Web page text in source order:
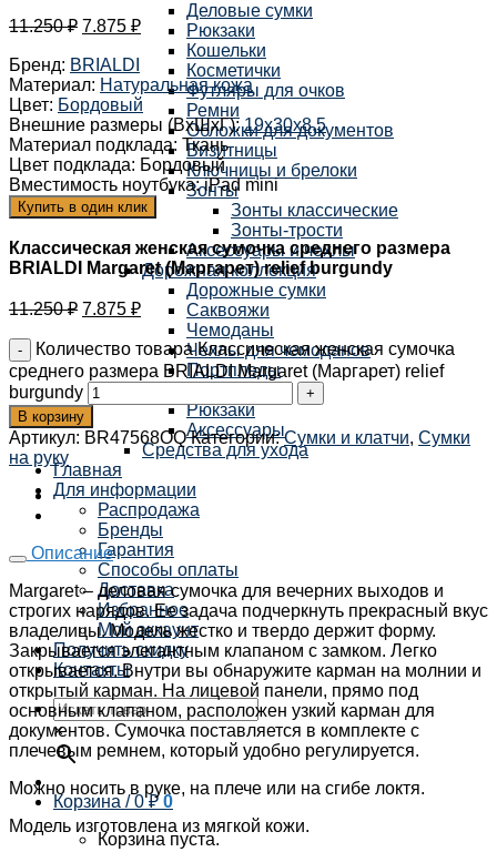
Деловые сумки
Рюкзаки
Кошельки
Косметички
Футляры для очков
Ремни
Обложки для документов
Визитницы
Ключницы и брелоки
Зонты
Зонты классические
Зонты-трости
Аксессуары и чехлы
Дорожная коллекция
Дорожные сумки
Саквояжи
Чемоданы
Чехлы для чемоданов
Портпледы
Рюкзаки
Аксессуары
Средства для ухода
Главная
Для информации
Распродажа
Бренды
Гарантия
Способы оплаты
Доставка
Избранное
Мой аккаунт
Получить скидку
Контакты
×
Корзина /0₽ 0
Корзина пуста.
11.250₽ 7.875 ₽
Бренд: BRIALDI
Материал: Натуральная кожа
Цвет: Бордовый
Внешние размеры (ВхШхГ):19х30х8,5
Материал подклада: Ткань
Цвет подклада: Бордовый
Вместимость ноутбука:iPad mini
Купить в один клик
Классическая женская сумочка среднего размера
BRIALDI Margaret (Маргарет) relief burgundy
11.250₽ 7.875 ₽
Количество товара Классическая женская сумочка
среднего размера BRIALDI Margaret (Маргарет) relief
burgundy
В корзину
Артикул: BR47568OQ Категории:Сумки и клатчи, Сумки
на руку
Описание
Margaret – деловая сумочка для вечерних выходов и
строгих нарядов. Ее задача подчеркнуть прекрасный вкус
владелицы. Модель жестко и твердо держит форму.
Закрывается элегантным клапаном с замком. Легко
открывается. Внутри вы обнаружите карман на молнии и
открытый карман. На лицевой панели, прямо под
основным клапаном, расположен узкий карман для
документов. Сумочка поставляется в комплекте с
плечевым ремнем, который удобно регулируется.
Можно носить в руке, на плече или на сгибе локтя.
Модель изготовлена из мягкой кожи.